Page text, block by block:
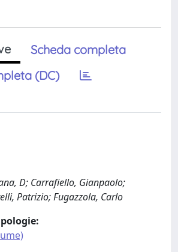
Scheda completa
(DC)
D; Carrafiello, Gianpaolo;
Patrizio; Fugazzola, Carlo